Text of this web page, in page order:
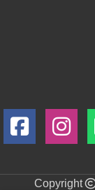
Copyright